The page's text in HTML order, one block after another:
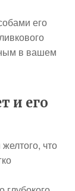
его
в вашем
и его
что